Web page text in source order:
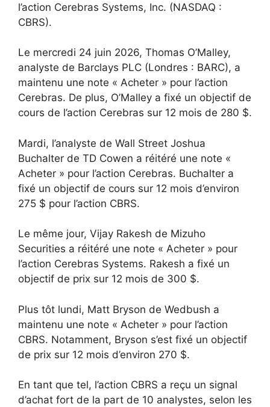
l’action Cerebras Systems, Inc. (NASDAQ :
CBRS).
Le mercredi 24 juin 2026, Thomas O’Malley,
analyste de Barclays PLC (Londres : BARC), a
maintenu une note « Acheter » pour l’action
Cerebras. De plus, O’Malley a fixé un objectif de
cours de l’action Cerebras sur 12 mois de 280 $.
Mardi, l’analyste de Wall Street Joshua
Buchalter de TD Cowen a réitéré une note «
Acheter » pour l’action Cerebras. Buchalter a
fixé un objectif de cours sur 12 mois d’environ
275 $ pour l’action CBRS.
Le même jour, Vijay Rakesh de Mizuho
Securities a réitéré une note « Acheter » pour
l’action Cerebras Systems. Rakesh a fixé un
objectif de prix sur 12 mois de 300 $.
Plus tôt lundi, Matt Bryson de Wedbush a
maintenu une note « Acheter » pour l’action
CBRS. Notamment, Bryson s’est fixé un objectif
de prix sur 12 mois d’environ 270 $.
En tant que tel, l’action CBRS a reçu un signal
d’achat fort de la part de 10 analystes, selon les